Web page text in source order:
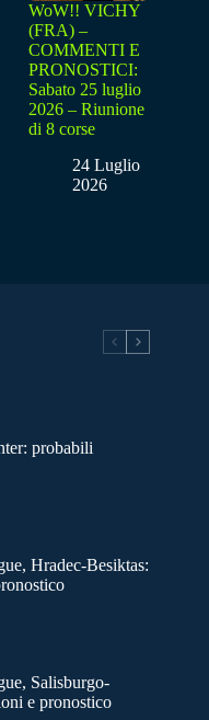
WoW!! VICHY
(FRA) –
COMMENTI E
PRONOSTICI:
Sabato 25 luglio
2026 – Riunione
di 8 corse
24 Luglio
2026
probabili
Hradec-Besiktas:
Salisburgo-
e pronostico